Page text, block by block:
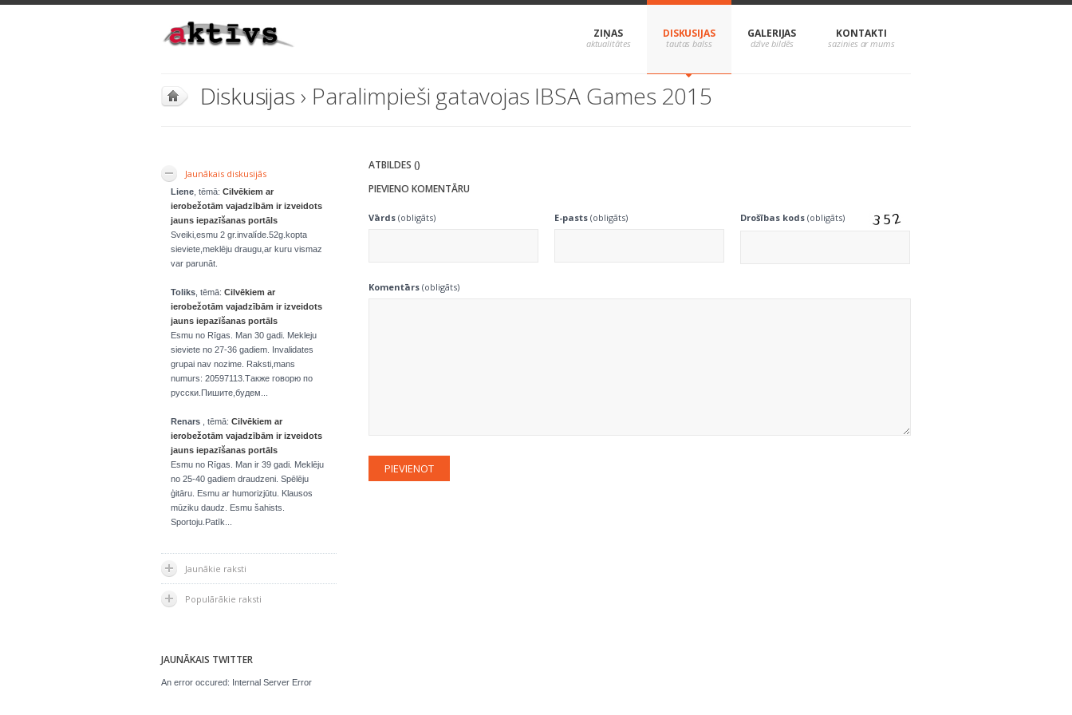
ZIŅAS DISKUSIJAS GALERIJAS KONTAKTI
Diskusijas › Paralimpieši gatavojas IBSA Games 2015
ATBILDES ()
PIEVIENO KOMENTĀRU
Vārds (obligāts) E-pasts (obligāts) Drošības kods (obligāts)
Komentārs (obligāts)
Jaunākais diskusijās
Liene , tēmā: Cilvēkiem ar
ierobežotām vajadzībām ir izveidots
jauns iepazīšanas portāls
Sveiki,esmu 2 gr.invalíde.52g.kopta
sieviete,meklēju draugu,ar kuru vismaz
var parunāt.
Toliks , tēmā: Cilvēkiem ar
ierobežotām vajadzībām ir izveidots
jauns iepazīšanas portāls
Esmu no Rīgas. Man 30 gadi. Mekleju
sieviete no 27-36 gadiem. Invalidates
grupai nav nozime. Raksti,mans
numurs: 20597113.Также говорю по
русски.Пишите,будем...
Renars , tēmā: Cilvēkiem ar
ierobežotām vajadzībām ir izveidots
jauns iepazīšanas portāls
Esmu no Rīgas. Man ir 39 gadi. Meklēju
no 25-40 gadiem draudzeni. Spēlēju
ģitāru. Esmu ar humorizjūtu. Klausos
mūziku daudz. Esmu šahists.
Sportoju.Patīk...
Jaunākie raksti
Populārākie raksti
JAUNĀKAIS TWITTER
An error occured: Internal Server Error